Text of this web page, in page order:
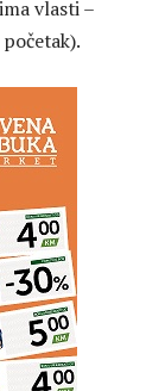
vlasti –